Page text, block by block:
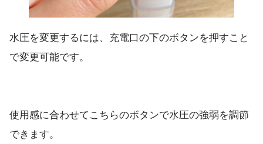
水圧を変更するには、充電口の下のボタンを押すこと
で変更可能です。
使用感に合わせてこちらのボタンで水圧の強弱を調節
できます。